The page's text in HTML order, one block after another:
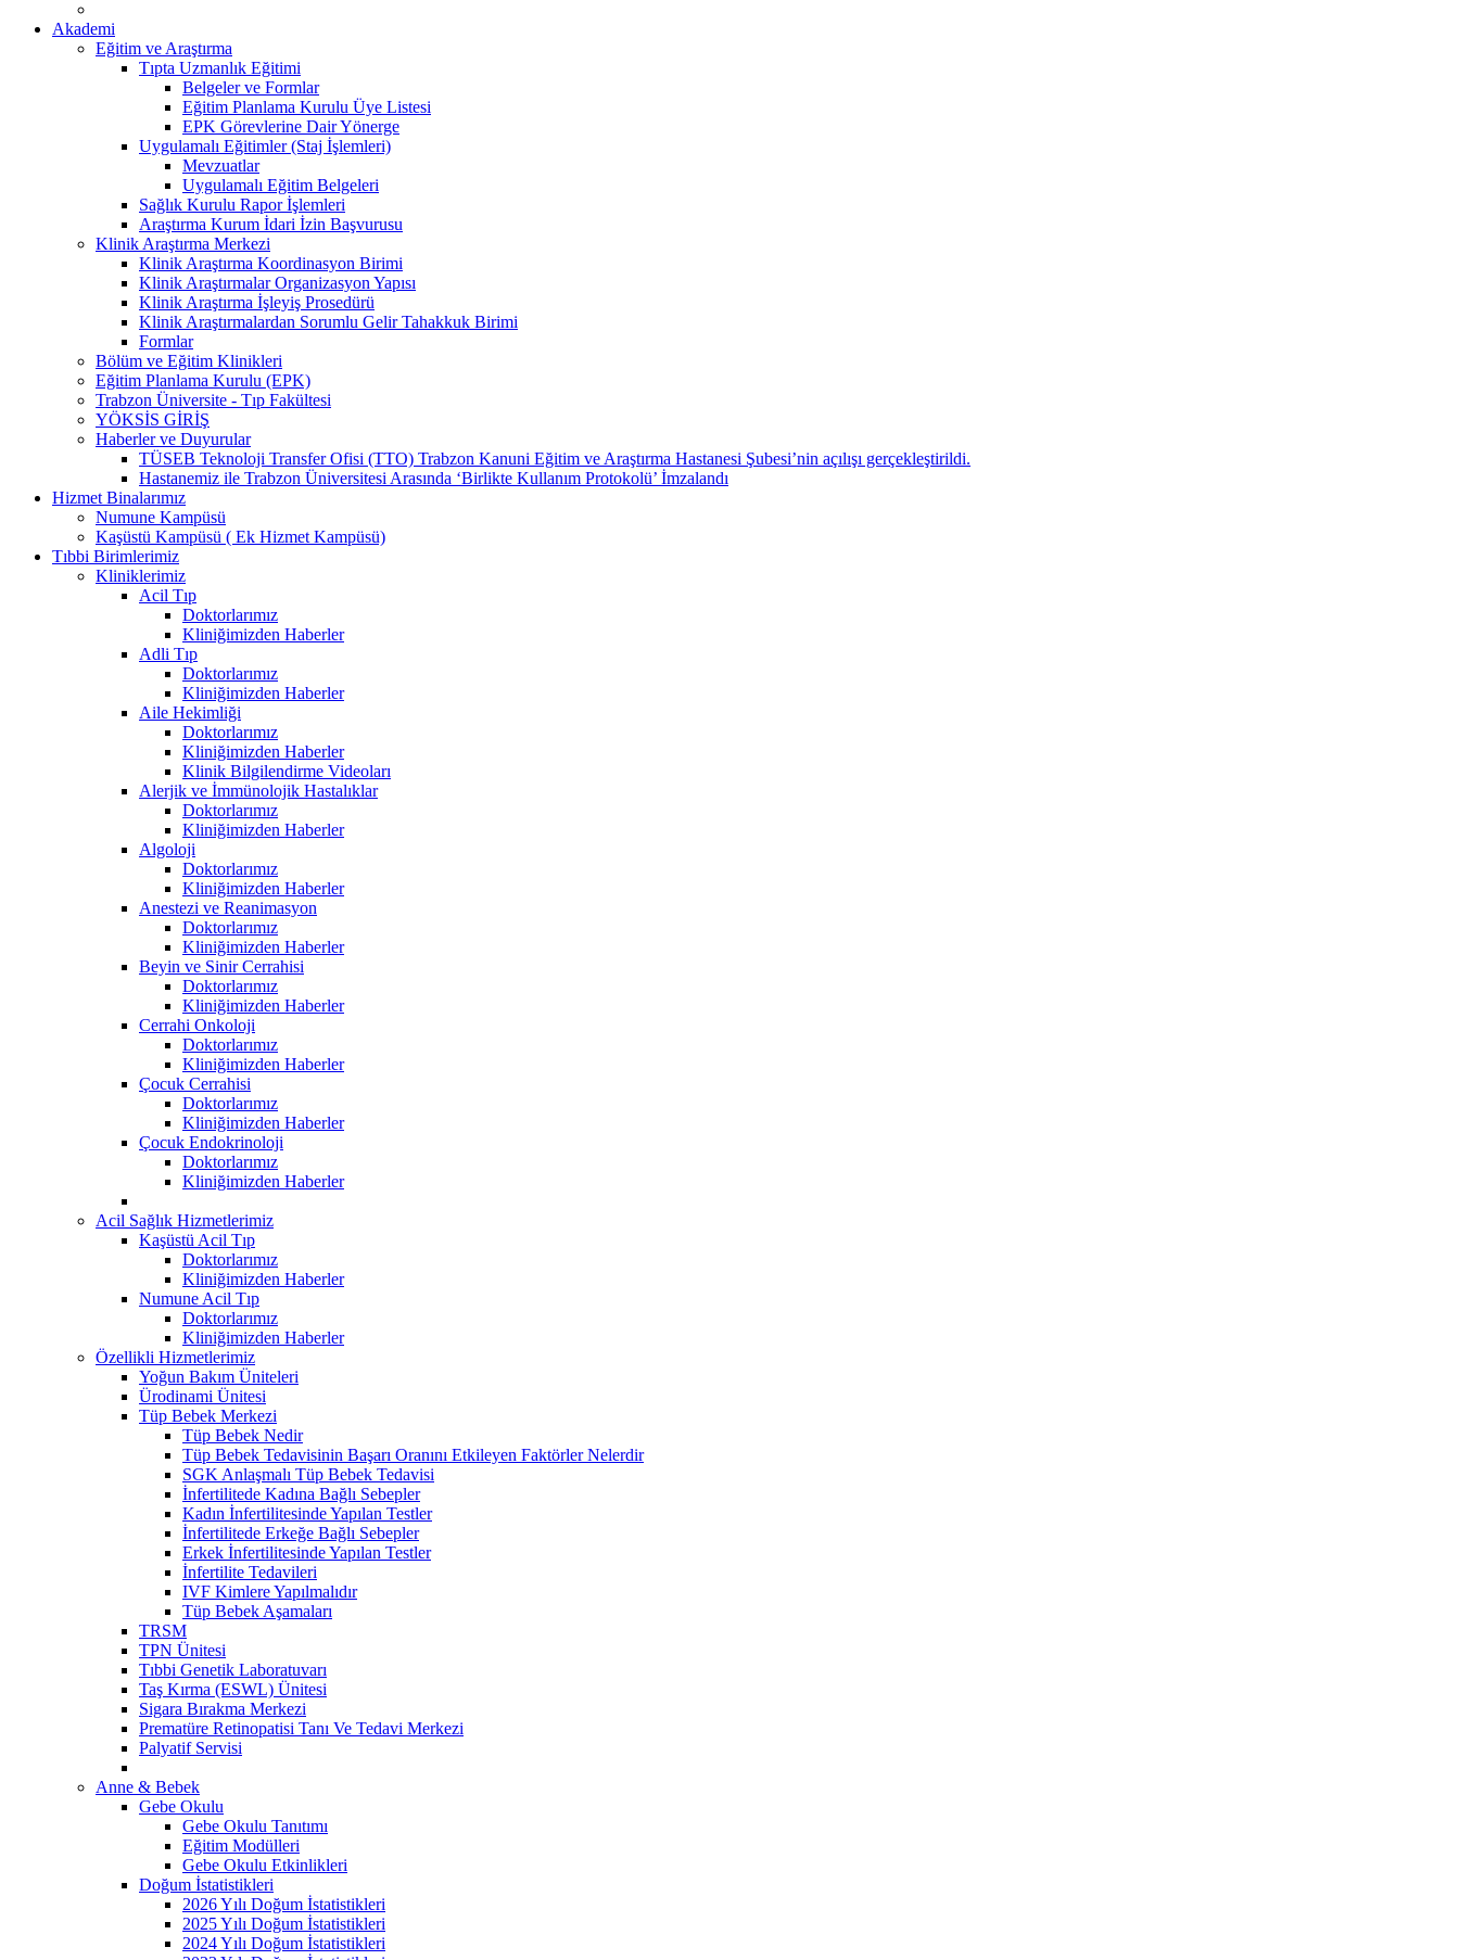
Akademi
Eğitim ve Araştırma
Tıpta Uzmanlık Eğitimi
Belgeler ve Formlar
Eğitim Planlama Kurulu Üye Listesi
EPK Görevlerine Dair Yönerge
Uygulamalı Eğitimler (Staj İşlemleri)
Mevzuatlar
Uygulamalı Eğitim Belgeleri
Sağlık Kurulu Rapor İşlemleri
Araştırma Kurum İdari İzin Başvurusu
Klinik Araştırma Merkezi
Klinik Araştırma Koordinasyon Birimi
Klinik Araştırmalar Organizasyon Yapısı
Klinik Araştırma İşleyiş Prosedürü
Klinik Araştırmalardan Sorumlu Gelir Tahakkuk Birimi
Formlar
Bölüm ve Eğitim Klinikleri
Eğitim Planlama Kurulu (EPK)
Trabzon Üniversite - Tıp Fakültesi
YÖKSİS GİRİŞ
Haberler ve Duyurular
TÜSEB Teknoloji Transfer Ofisi (TTO) Trabzon Kanuni Eğitim ve Araştırma Hastanesi Şubesi’nin açılışı gerçekleştirildi.
Hastanemiz ile Trabzon Üniversitesi Arasında ‘Birlikte Kullanım Protokolü’ İmzalandı
Hizmet Binalarımız
Numune Kampüsü
Kaşüstü Kampüsü ( Ek Hizmet Kampüsü)
Tıbbi Birimlerimiz
Kliniklerimiz
Acil Tıp
Doktorlarımız
Kliniğimizden Haberler
Adli Tıp
Doktorlarımız
Kliniğimizden Haberler
Aile Hekimliği
Doktorlarımız
Kliniğimizden Haberler
Klinik Bilgilendirme Videoları
Alerjik ve İmmünolojik Hastalıklar
Doktorlarımız
Kliniğimizden Haberler
Algoloji
Doktorlarımız
Kliniğimizden Haberler
Anestezi ve Reanimasyon
Doktorlarımız
Kliniğimizden Haberler
Beyin ve Sinir Cerrahisi
Doktorlarımız
Kliniğimizden Haberler
Cerrahi Onkoloji
Doktorlarımız
Kliniğimizden Haberler
Çocuk Cerrahisi
Doktorlarımız
Kliniğimizden Haberler
Çocuk Endokrinoloji
Doktorlarımız
Kliniğimizden Haberler
Acil Sağlık Hizmetlerimiz
Kaşüstü Acil Tıp
Doktorlarımız
Kliniğimizden Haberler
Numune Acil Tıp
Doktorlarımız
Kliniğimizden Haberler
Özellikli Hizmetlerimiz
Yoğun Bakım Üniteleri
Ürodinami Ünitesi
Tüp Bebek Merkezi
Tüp Bebek Nedir
Tüp Bebek Tedavisinin Başarı Oranını Etkileyen Faktörler Nelerdir
SGK Anlaşmalı Tüp Bebek Tedavisi
İnfertilitede Kadına Bağlı Sebepler
Kadın İnfertilitesinde Yapılan Testler
İnfertilitede Erkeğe Bağlı Sebepler
Erkek İnfertilitesinde Yapılan Testler
İnfertilite Tedavileri
IVF Kimlere Yapılmalıdır
Tüp Bebek Aşamaları
TRSM
TPN Ünitesi
Tıbbi Genetik Laboratuvarı
Taş Kırma (ESWL) Ünitesi
Sigara Bırakma Merkezi
Prematüre Retinopatisi Tanı Ve Tedavi Merkezi
Palyatif Servisi
Anne & Bebek
Gebe Okulu
Gebe Okulu Tanıtımı
Eğitim Modülleri
Gebe Okulu Etkinlikleri
Doğum İstatistikleri
2026 Yılı Doğum İstatistikleri
2025 Yılı Doğum İstatistikleri
2024 Yılı Doğum İstatistikleri